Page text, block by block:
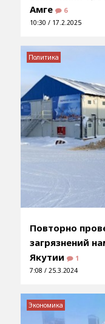
Амге
6
10:30 / 17.2.2025
Повторно
загрязнений
Якутии
1
7:08 / 25.3.2024
Политика
Экономика